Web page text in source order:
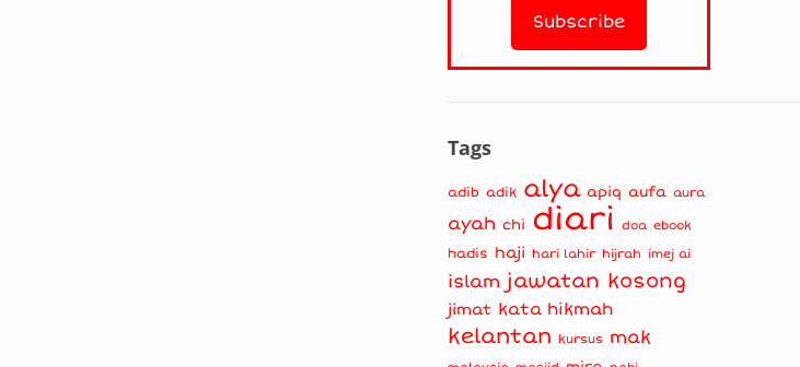
Tags
adib adik alya apiq aufa aura
ayah chi diari doa ebook
hadis haji hari lahir hijrah imej ai
islam jawatan kosong
jimat kata hikmah
kelantan kursus mak